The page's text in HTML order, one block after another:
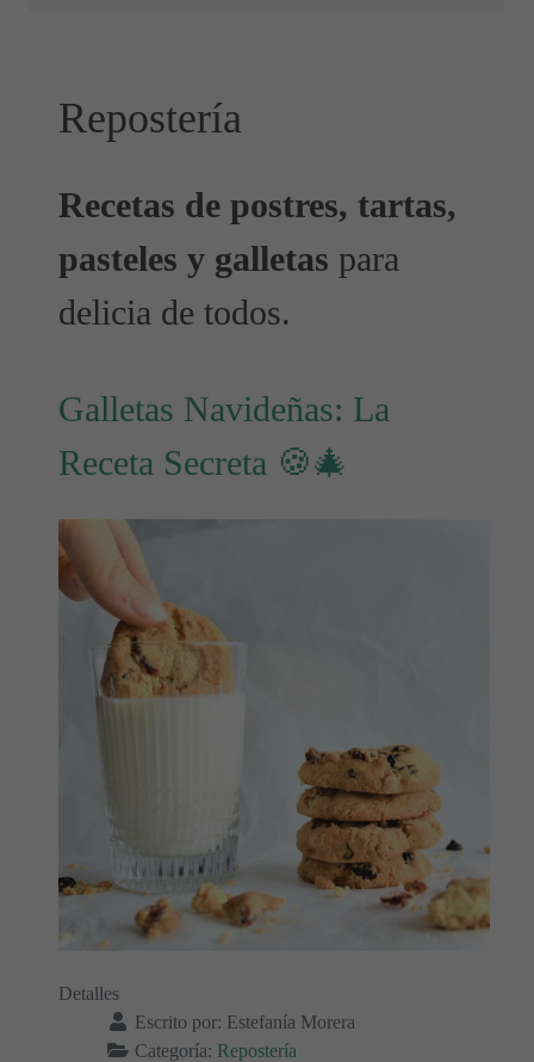
Repostería
Recetas de postres, tartas,
pasteles y galletas para
delicia de todos.
Galletas Navideñas: La
Receta Secreta 🍪🎄
Detalles
Escrito por: Estefanía Morera
Categoría: Repostería